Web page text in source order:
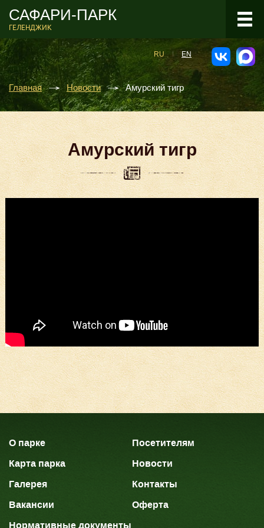
САФАРИ-ПАРК
ГЕЛЕНДЖИК
RU EN
Главная Новости Амурский тигр
Амурский тигр
О парке
Посетителям
Карта парка
Новости
Галерея
Контакты
Вакансии
Оферта